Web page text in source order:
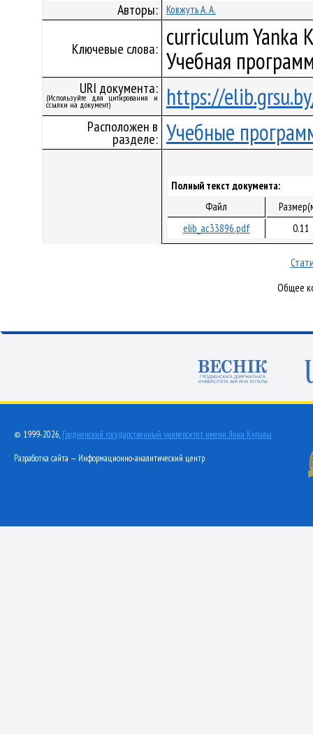
Авторы: Ковжуть А. А.
Ключевые слова: curriculum Yanka
Учебная
URI документа:
(Используйте для цитирования и
ссылки на документ) https://
Расположен в
разделе: Учебные
Полный текст документа:
Файл
elib_ac33896.pdf
0.11
Общее
© 1999-2026, Гродненский государственный университет имени Янки Купалы
Разработка сайта — Информационно-аналитический центр